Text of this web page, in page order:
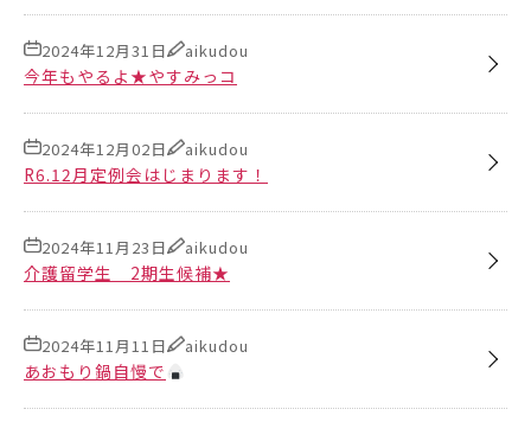
今年もやるよ★やすみっコ
2024年12月31日 aikudou
R6.12月定例会はじまります！
2024年12月02日 aikudou
介護留学生 2期生候補★
2024年11月23日 aikudou
あおもり鍋自慢で
2024年11月11日 aikudou